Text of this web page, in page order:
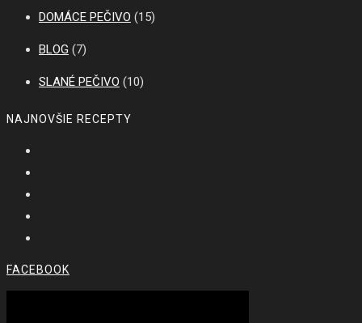
DOMÁCE PEČIVO (15)
BLOG (7)
SLANÉ PEČIVO (10)
NAJNOVŠIE RECEPTY
FACEBOOK